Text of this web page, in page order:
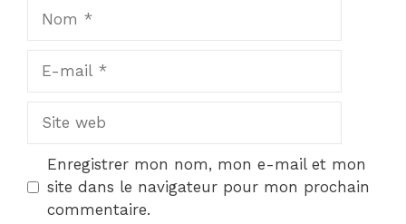
Site
Enregistrer mon nom, mon e-mail et mon
site dans le navigateur pour mon prochain
commentaire.